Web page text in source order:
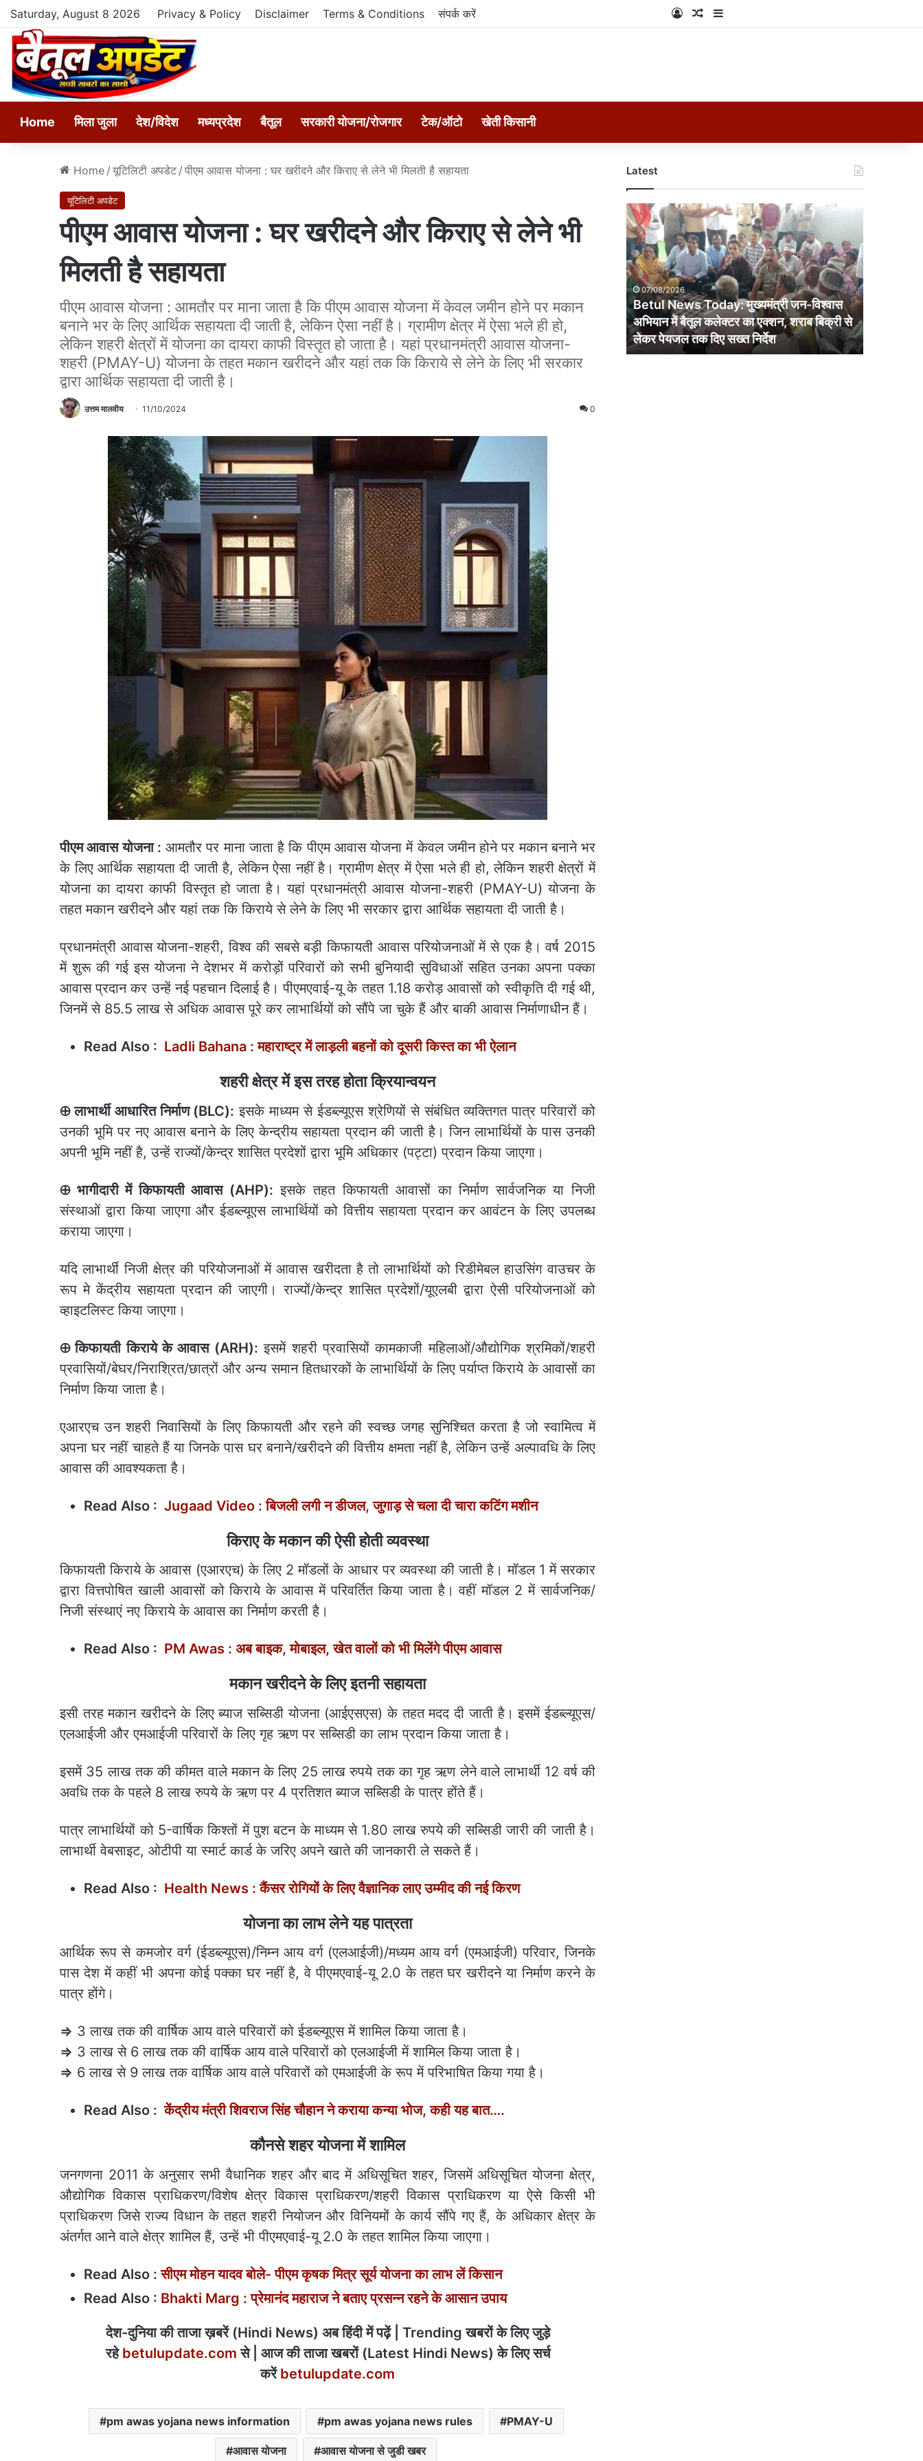
Saturday, August 8 2026 Privacy & Policy Disclaimer Terms & Conditions संपर्क करें Log InRandom Article
Sidebar
Home मिला जुला देश/विदेश मध्यप्रदेश बैतूल सरकारी योजना/रोजगार टेक/ऑटो खेती किसानी
Home / यूटिलिटी अपडेट / पीएम आवास योजना : घर खरीदने और किराए से लेने भी मिलती है सहायता
यूटिलिटी अपडेट
पीएम आवास योजना : घर खरीदने और किराए से लेने भी
मिलती है सहायता
पीएम आवास योजना : आमतौर पर माना जाता है कि पीएम आवास योजना में केवल जमीन होने पर मकान
बनाने भर के लिए आर्थिक सहायता दी जाती है, लेकिन ऐसा नहीं है। ग्रामीण क्षेत्र में ऐसा भले ही हो,
लेकिन शहरी क्षेत्रों में योजना का दायरा काफी विस्तृत हो जाता है। यहां प्रधानमंत्री आवास योजना-
शहरी (PMAY-U) योजना के तहत मकान खरीदने और यहां तक कि किराये से लेने के लिए भी सरकार
द्वारा आर्थिक सहायता दी जाती है।
उत्तम मालवीय 11/10/2024 0
पीएम आवास योजना : आमतौर पर माना जाता है कि पीएम आवास योजना में केवल जमीन होने पर मकान बनाने भर
के लिए आर्थिक सहायता दी जाती है, लेकिन ऐसा नहीं है। ग्रामीण क्षेत्र में ऐसा भले ही हो, लेकिन शहरी क्षेत्रों में
योजना का दायरा काफी विस्तृत हो जाता है। यहां प्रधानमंत्री आवास योजना-शहरी (PMAY-U) योजना के
तहत मकान खरीदने और यहां तक कि किराये से लेने के लिए भी सरकार द्वारा आर्थिक सहायता दी जाती है।
प्रधानमंत्री आवास योजना-शहरी, विश्व की सबसे बड़ी किफायती आवास परियोजनाओं में से एक है। वर्ष 2015
में शुरू की गई इस योजना ने देशभर में करोड़ों परिवारों को सभी बुनियादी सुविधाओं सहित उनका अपना पक्का
आवास प्रदान कर उन्हें नई पहचान दिलाई है। पीएमएवाई-यू के तहत 1.18 करोड़ आवासों को स्वीकृति दी गई थी,
जिनमें से 85.5 लाख से अधिक आवास पूरे कर लाभार्थियों को सौंपे जा चुके हैं और बाकी आवास निर्माणाधीन हैं।
Read Also : Ladli Bahana : महाराष्ट्र में लाड़ली बहनों को दूसरी किस्त का भी ऐलान
शहरी क्षेत्र में इस तरह होता क्रियान्वयन
⊕ लाभार्थी आधारित निर्माण (BLC): इसके माध्यम से ईडब्ल्यूएस श्रेणियों से संबंधित व्यक्तिगत पात्र परिवारों को
उनकी भूमि पर नए आवास बनाने के लिए केन्द्रीय सहायता प्रदान की जाती है। जिन लाभार्थियों के पास उनकी
अपनी भूमि नहीं है, उन्हें राज्यों/केन्द्र शासित प्रदेशों द्वारा भूमि अधिकार (पट्टा) प्रदान किया जाएगा।
⊕ भागीदारी में किफायती आवास (AHP): इसके तहत किफायती आवासों का निर्माण सार्वजनिक या निजी
संस्थाओं द्वारा किया जाएगा और ईडब्ल्यूएस लाभार्थियों को वित्तीय सहायता प्रदान कर आवंटन के लिए उपलब्ध
कराया जाएगा।
यदि लाभार्थी निजी क्षेत्र की परियोजनाओं में आवास खरीदता है तो लाभार्थियों को रिडीमेबल हाउसिंग वाउचर के
रूप मे केंद्रीय सहायता प्रदान की जाएगी। राज्यों/केन्द्र शासित प्रदेशों/यूएलबी द्वारा ऐसी परियोजनाओं को
व्हाइटलिस्ट किया जाएगा।
⊕ किफायती किराये के आवास (ARH): इसमें शहरी प्रवासियों कामकाजी महिलाओं/औद्योगिक श्रमिकों/शहरी
प्रवासियों/बेघर/निराश्रित/छात्रों और अन्य समान हितधारकों के लाभार्थियों के लिए पर्याप्त किराये के आवासों का
निर्माण किया जाता है।
एआरएच उन शहरी निवासियों के लिए किफायती और रहने की स्वच्छ जगह सुनिश्चित करता है जो स्वामित्व में
अपना घर नहीं चाहते हैं या जिनके पास घर बनाने/खरीदने की वित्तीय क्षमता नहीं है, लेकिन उन्हें अल्पावधि के लिए
आवास की आवश्यकता है।
Read Also : Jugaad Video : बिजली लगी न डीजल, जुगाड़ से चला दी चारा कटिंग मशीन
किराए के मकान की ऐसी होती व्यवस्था
किफायती किराये के आवास (एआरएच) के लिए 2 मॉडलों के आधार पर व्यवस्था की जाती है। मॉडल 1 में सरकार
द्वारा वित्तपोषित खाली आवासों को किराये के आवास में परिवर्तित किया जाता है। वहीं मॉडल 2 में सार्वजनिक/
निजी संस्थाएं नए किराये के आवास का निर्माण करती है।
Read Also : PM Awas : अब बाइक, मोबाइल, खेत वालों को भी मिलेंगे पीएम आवास
मकान खरीदने के लिए इतनी सहायता
इसी तरह मकान खरीदने के लिए ब्याज सब्सिडी योजना (आईएसएस) के तहत मदद दी जाती है। इसमें ईडब्ल्यूएस/
एलआईजी और एमआईजी परिवारों के लिए गृह ऋण पर सब्सिडी का लाभ प्रदान किया जाता है।
इसमें 35 लाख तक की कीमत वाले मकान के लिए 25 लाख रुपये तक का गृह ऋण लेने वाले लाभार्थी 12 वर्ष की
अवधि तक के पहले 8 लाख रुपये के ऋण पर 4 प्रतिशत ब्याज सब्सिडी के पात्र होंते हैं।
पात्र लाभार्थियों को 5-वार्षिक किश्तों में पुश बटन के माध्यम से 1.80 लाख रुपये की सब्सिडी जारी की जाती है।
लाभार्थी वेबसाइट, ओटीपी या स्मार्ट कार्ड के जरिए अपने खाते की जानकारी ले सकते हैं।
Read Also : Health News : कैंसर रोगियों के लिए वैज्ञानिक लाए उम्मीद की नई किरण
योजना का लाभ लेने यह पात्रता
आर्थिक रूप से कमजोर वर्ग (ईडब्ल्यूएस)/निम्न आय वर्ग (एलआईजी)/मध्यम आय वर्ग (एमआईजी) परिवार, जिनके
पास देश में कहीं भी अपना कोई पक्का घर नहीं है, वे पीएमएवाई-यू 2.0 के तहत घर खरीदने या निर्माण करने के
पात्र होंगे।
⇒ 3 लाख तक की वार्षिक आय वाले परिवारों को ईडब्ल्यूएस में शामिल किया जाता है।
⇒ 3 लाख से 6 लाख तक की वार्षिक आय वाले परिवारों को एलआईजी में शामिल किया जाता है।
⇒ 6 लाख से 9 लाख तक वार्षिक आय वाले परिवारों को एमआईजी के रूप में परिभाषित किया गया है।
Read Also :केंद्रीय मंत्री शिवराज सिंह चौहान ने कराया कन्या भोज, कही यह बात….
कौनसे शहर योजना में शामिल
जनगणना 2011 के अनुसार सभी वैधानिक शहर और बाद में अधिसूचित शहर, जिसमें अधिसूचित योजना क्षेत्र,
औद्योगिक विकास प्राधिकरण/विशेष क्षेत्र विकास प्राधिकरण/शहरी विकास प्राधिकरण या ऐसे किसी भी
प्राधिकरण जिसे राज्य विधान के तहत शहरी नियोजन और विनियमों के कार्य सौंपे गए हैं, के अधिकार क्षेत्र के
अंतर्गत आने वाले क्षेत्र शामिल हैं, उन्हें भी पीएमएवाई-यू 2.0 के तहत शामिल किया जाएगा।
Read Also :सीएम मोहन यादव बोले- पीएम कृषक मित्र सूर्य योजना का लाभ लें किसान
Read Also : Bhakti Marg : प्रेमानंद महाराज ने बताए प्रसन्न रहने के आसान उपाय
देश-दुनिया की ताजा ख़बरें (Hindi News) अब हिंदी में पढ़ें | Trending खबरों के लिए जुड़े
रहे betulupdate.com से | आज की ताजा खबरों (Latest Hindi News) के लिए सर्च
करें betulupdate.com
pm awas yojana news information pm awas yojana news rules PMAY-U
आवास योजना आवास योजना से जुडी खबर
Latest
Betul
News
Today:
मुख्यमंत्री
जन-
विश्वास
अभियान
में
बैतूल
कलेक्टर
का
07/08/2026
Betul News Today: मुख्यमंत्री जन-विश्वास
अभियान में बैतूल कलेक्टर का एक्शन, शराब बिक्री से
लेकर पेयजल तक दिए सख्त निर्देश